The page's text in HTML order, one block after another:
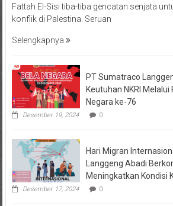
Fattah El-Sisi tiba-tiba gencatan senjata
konflik di Palestina. Seruan
Selengkapnya
PT Sumatraco
Keutuhan NKRI
Negara ke-76
Desember 19, 2024 0
Hari Migran
Langgeng Abadi
Meningkatkan Kondisi
Desember 17, 2024 0